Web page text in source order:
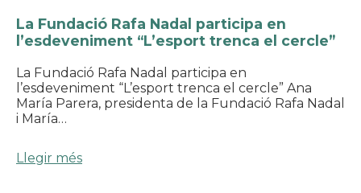
La Fundació Rafa Nadal participa en
l’esdeveniment “L’esport trenca el cercle”
La Fundació Rafa Nadal participa en
l’esdeveniment “L’esport trenca el cercle” Ana
María Parera, presidenta de la Fundació Rafa Nadal
i María…
Llegir més